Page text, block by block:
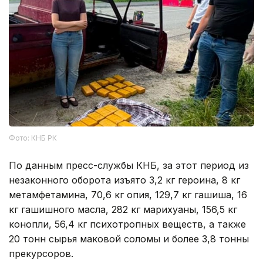
Фото: КНБ РК
По данным пресс-службы КНБ, за этот период из
незаконного оборота изъято 3,2 кг героина, 8 кг
метамфетамина, 70,6 кг опия, 129,7 кг гашиша, 16
кг гашишного масла, 282 кг марихуаны, 156,5 кг
конопли, 56,4 кг психотропных веществ, а также
20 тонн сырья маковой соломы и более 3,8 тонны
прекурсоров.